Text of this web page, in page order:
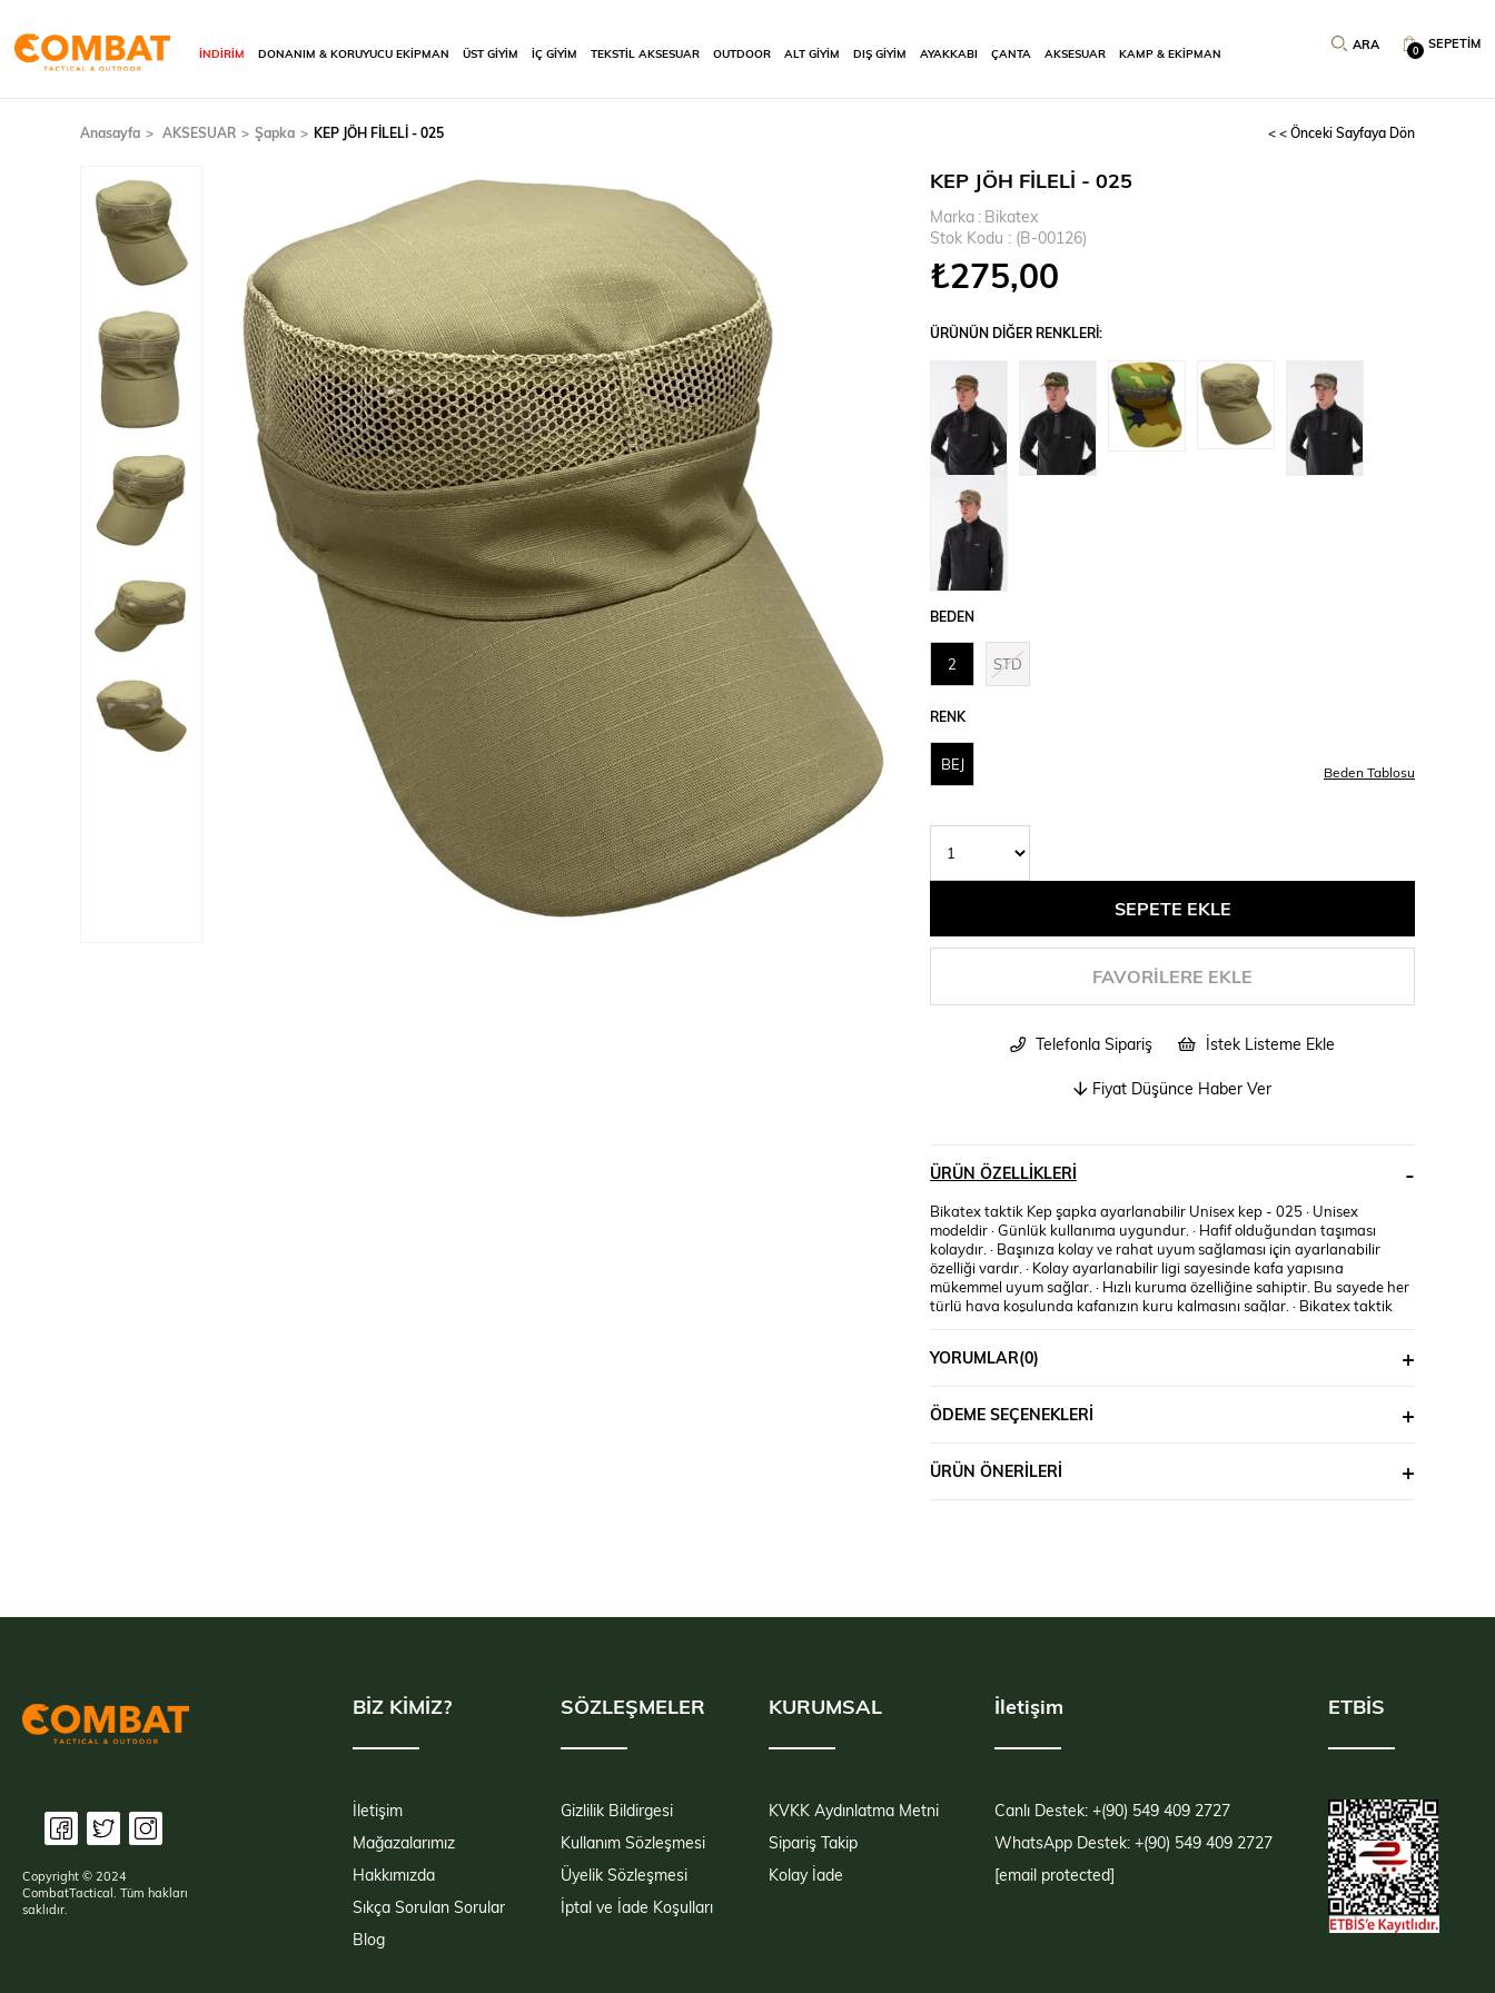
SEPETIM
0
İNDİRİM DONANIM & KORUYUCU EKİPMAN ÜST GİYİM İÇ GİYİM TEKSTİL AKSESUAR OUTDOOR ALT GİYİM DIŞ GİYİM AYAKKABI ÇANTA AKSESUAR KAMP & EKİPMAN
Anasayfa AKSESUAR Şapka KEP JÖH FİLELİ - 025 < < Önceki Sayfaya Dön
KEP JÖH FİLELİ - 025
Marka : Bikatex
Stok Kodu
(B-00126)
₺275,00
ÜRÜNÜN DIĞER RENKLERI:
BEDEN
2 STD
RENK
BEJ Beden Tablosu
FAVORILERE EKLE
Telefonla Sipariş İstek Listeme Ekle
Fiyat Düşünce Haber Ver
ÜRÜN ÖZELLIKLERI
Bikatex taktik Kep şapka ayarlanabilir Unisex kep - 025 · Unisex
modeldir · Günlük kullanıma uygundur. · Hafif olduğundan taşıması
kolaydır. · Başınıza kolay ve rahat uyum sağlaması için ayarlanabilir
özelliği vardır. · Kolay ayarlanabilir ligi sayesinde kafa yapısına
mükemmel uyum sağlar. · Hızlı kuruma özelliğine sahiptir. Bu sayede her
türlü hava koşulunda kafanızın kuru kalmasını sağlar. · Bikatex taktik
alanlarda kullanılır. · Bikatex taktik Kep şapka ayarlanabilir Unisex kep
ayarlanabilir Unisex kep %100 YERLİ ÜRETİMDİR.
YORUMLAR(0)
ÖDEME SEÇENEKLERI
ÜRÜN ÖNERILERI
BİZ KİMİZ?
İletişim
Mağazalarımız
Hakkımızda
Sıkça Sorulan Sorular
Blog
SÖZLEŞMELER
Gizlilik Bildirgesi
Kullanım Sözleşmesi
Üyelik Sözleşmesi
İptal ve İade Koşulları
KURUMSAL
KVKK Aydınlatma Metni
Sipariş Takip
Kolay İade
İletişim
Canlı Destek: +(90) 549 409 2727
WhatsApp Destek: +(90) 549 409 2727
[email protected]
ETBİS
Copyright © 2024
CombatTactical. Tüm hakları
saklıdır.